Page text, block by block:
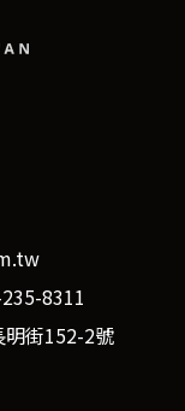
8311
明街152-2號